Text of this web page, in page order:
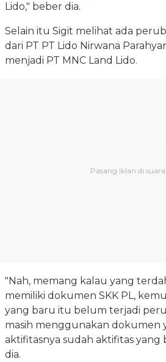
Lido," beber dia.
Selain itu Sigit melihat ada
dari PT PT Lido Nirwana
menjadi PT MNC Land Lido.
"Nah, memang kalau yang
memiliki dokumen SKK PL,
yang baru itu belum terjadi
masih menggunakan dokumen
aktifitasnya sudah aktifitas yang
dia.